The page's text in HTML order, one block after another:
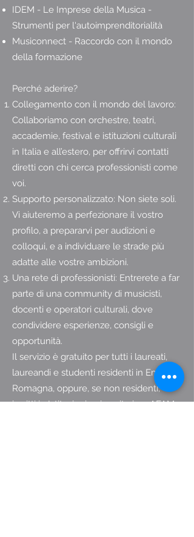
IDEM - Le Imprese della Musica -
Strumenti per l'autoimprenditorialità
Musiconnect - Raccordo con il mondo
della formazione
Perché aderire?
Collegamento con il mondo del lavoro:
Collaboriamo con orchestre, teatri,
accademie, festival e istituzioni culturali
in Italia e all’estero, per offrirvi contatti
diretti con chi cerca professionisti come
voi.
Supporto personalizzato: Non siete soli.
Vi aiuteremo a perfezionare il vostro
profilo, a prepararvi per audizioni e
colloqui, e a individuare le strade più
adatte alle vostre ambizioni.
Una rete di professionisti: Entrerete a far
parte di una community di musicisti,
docenti e operatori culturali, dove
condividere esperienze, consigli e
opportunità.
Il servizio è gratuito per tutti i laureati,
laureandi e studenti residenti in Emilia-
Romagna, oppure, se non residenti,
iscritti in Istituzioni universitarie e AFAM